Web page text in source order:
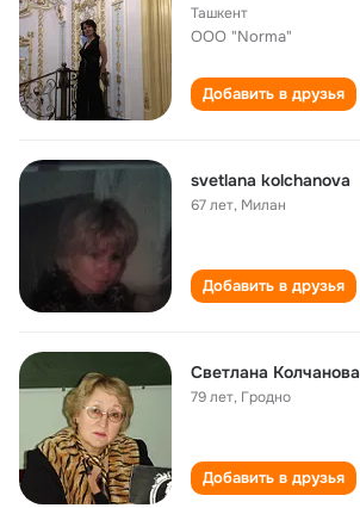
Ташкент
ООО "Norma"
Добавить в друзья
svetlana kolchanova
67 лет, Милан
Добавить в друзья
Светлана Колчанова
79 лет, Гродно
Добавить в друзья